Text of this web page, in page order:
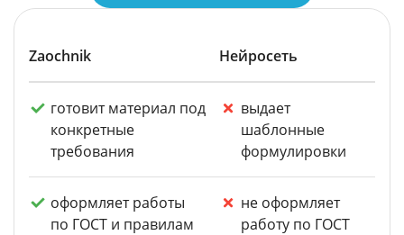
Zaochnik Нейросеть
готовит материал под
конкретные
требования
выдает
шаблонные
формулировки
оформляет работы
по ГОСТ и правилам
не оформляет
работу по ГОСТ